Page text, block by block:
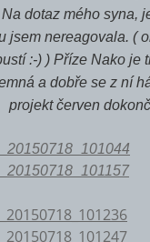
dotaz mého syna,
jsem nereagovala. (
:-) ) Příze Nako je
a dobře se z ní
projekt červen